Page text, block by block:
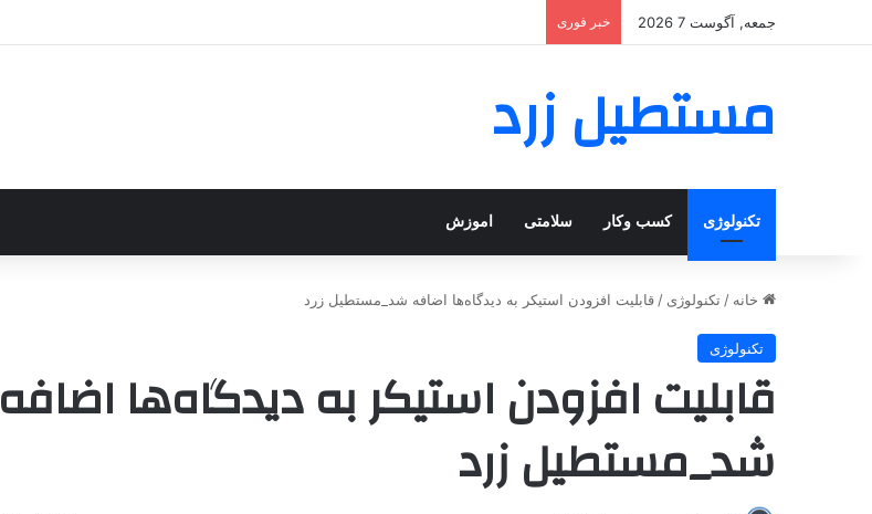
جمعه, آگوست 7 2026 خبر فوری
مستطیل زرد
تکنولوژی کسب وکار سلامتی اموزش
خانه / تکنولوژی / قابلیت افزودن استیکر به دیدگاه‌ها اضافه شد_مستطیل زرد
تکنولوژی
قابلیت افزودن استیکر به دیدگاه‌ها اضافه
شد_مستطیل زرد